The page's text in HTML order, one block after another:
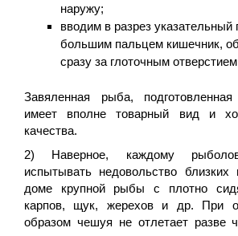
наружу;
вводим в разрез
большим пальцем кишечник,
сразу за глоточным
Завяленная рыба,
имеет вполне товарный вид и
качества.
2) Наверное, каждому
испытывать недовольство
доме крупной рыбы с плотно
карпов, щук, жерехов и др. При
образом чешуя не отлетает разве